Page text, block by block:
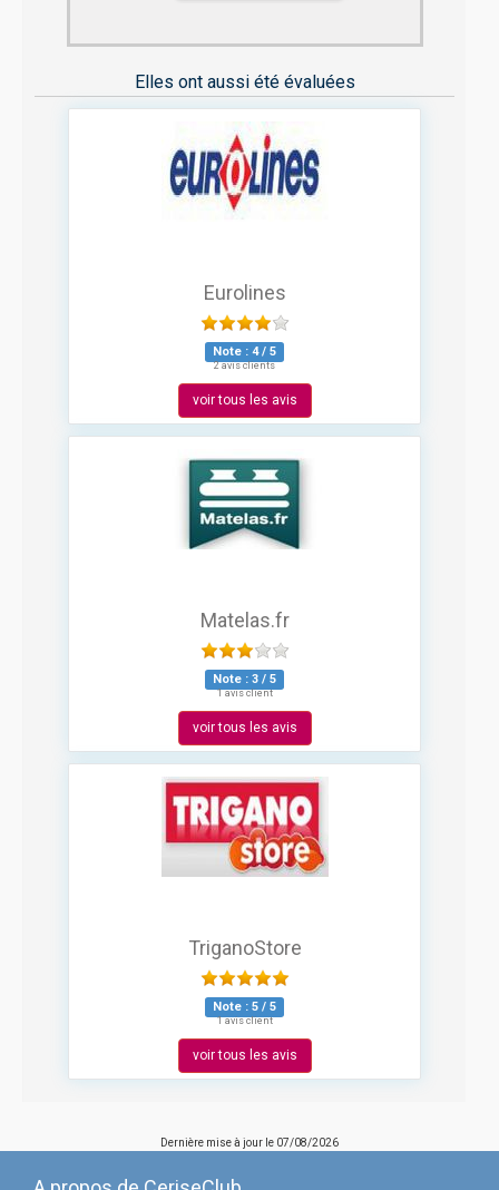
Elles ont aussi été évaluées
Eurolines
Note : 4/ 5
2 avis clients
voir tous les avis
Matelas.fr
Note : 3 / 5
1 avis client
voir tous les avis
TriganoStore
Note : 5 / 5
1 avis client
voir tous les avis
Dernière mise à jour le 07/08/2026